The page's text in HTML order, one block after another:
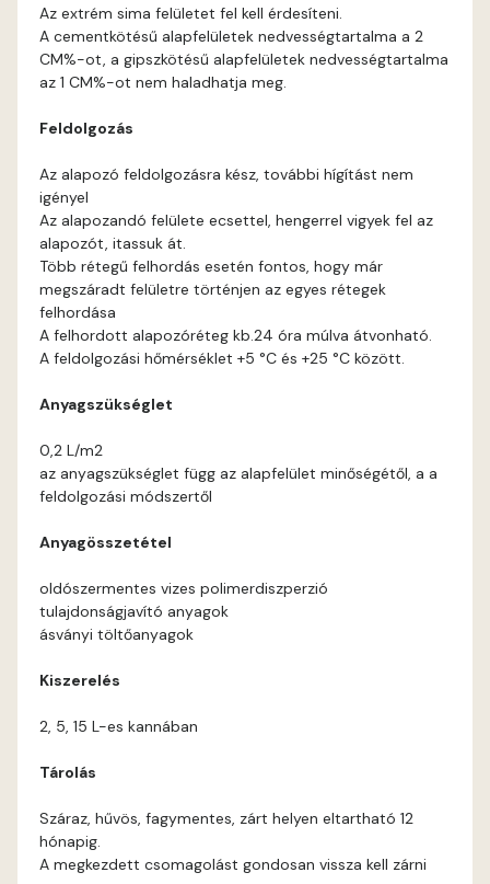
Brick C
Caramel B
Caramel C
Citrus B
Cobalt D
Egyptian orange D
Az extrém sima felületet fel kell érdesíteni.
A cementkötésű alapfelületek nedvességtartalma a 2
CM%-ot, a gipszkötésű alapfelületek nedvességtartalma
az 1 CM%-ot nem haladhatja meg.
Feldolgozás
Az alapozó feldolgozásra kész, további hígítást nem
igényel
Az alapozandó felülete ecsettel, hengerrel vigyek fel az
alapozót, itassuk át.
Több rétegű felhordás esetén fontos, hogy már
megszáradt felületre történjen az egyes rétegek
felhordása
A felhordott alapozóréteg kb.24 óra múlva átvonható.
A feldolgozási hőmérséklet +5 °C és +25 °C között.
Anyagszükséglet
0,2 L/m2
az anyagszükséglet függ az alapfelület minőségétől, a a
feldolgozási módszertől
Anyagösszetétel
oldószermentes vizes polimerdiszperzió
tulajdonságjavító anyagok
ásványi töltőanyagok
Kiszerelés
2, 5, 15 L-es kannában
Tárolás
Száraz, hűvös, fagymentes, zárt helyen eltartható 12
hónapig.
A megkezdett csomagolást gondosan vissza kell zárni